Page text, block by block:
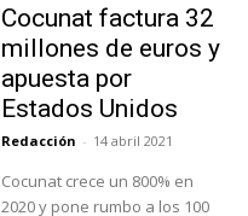
Cocunat factura 32
millones de euros y
apuesta por
Estados Unidos
Redacción - 14 abril 2021
Cocunat crece un 800% en
2020 y pone rumbo a los 100